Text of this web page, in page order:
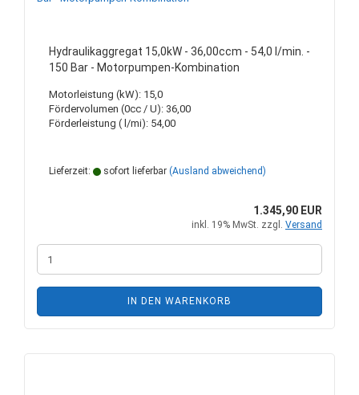
Hydraulikaggregat 15,0kW - 36,00ccm - 54,0 l/min. -
150 Bar - Motorpumpen-Kombination
Motorleistung (kW): 15,0
Fördervolumen (0cc / U): 36,00
Förderleistung ( l/mi): 54,00
Lieferzeit: sofort lieferbar (Ausland abweichend)
1.345,90 EUR
inkl. 19% MwSt. zzgl. Versand
IN DEN WARENKORB